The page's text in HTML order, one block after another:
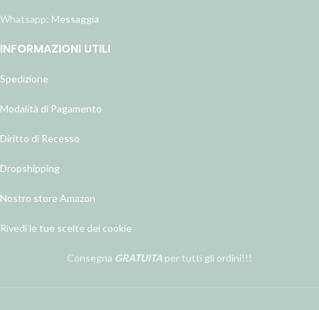
Whatsapp: Messaggia
INFORMAZIONI UTILI
Spedizione
Modalità di Pagamento
Diritto di Recesso
Dropshipping
Nostro store Amazon
Rivedi le tue scelte dei cookie
Consegna GRATUITA per tutti gli ordini!!!